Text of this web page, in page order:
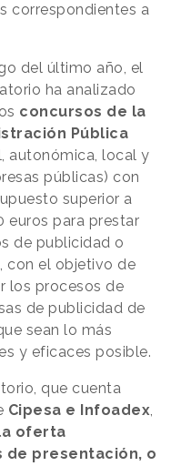
correspondientes a
del último año, el
ha analizado
concursos de la
Pública
autonómica, local y
públicas) con
superior a
euros para prestar
de publicidad o
con el objetivo de
los procesos de
de publicidad de
sean lo más
y eficaces posible.
que cuenta
Cipesa e Infoadex,
oferta
de presentación, o